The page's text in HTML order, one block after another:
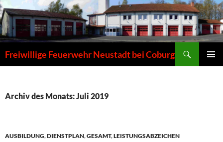
Zum
Inhalt
springen
Freiwillige Feuerwehr Neustadt bei Coburg
Archiv des Monats: Juli 2019
AUSBILDUNG,DIENSTPLAN,GESAMT,LEISTUNGSABZEICHEN